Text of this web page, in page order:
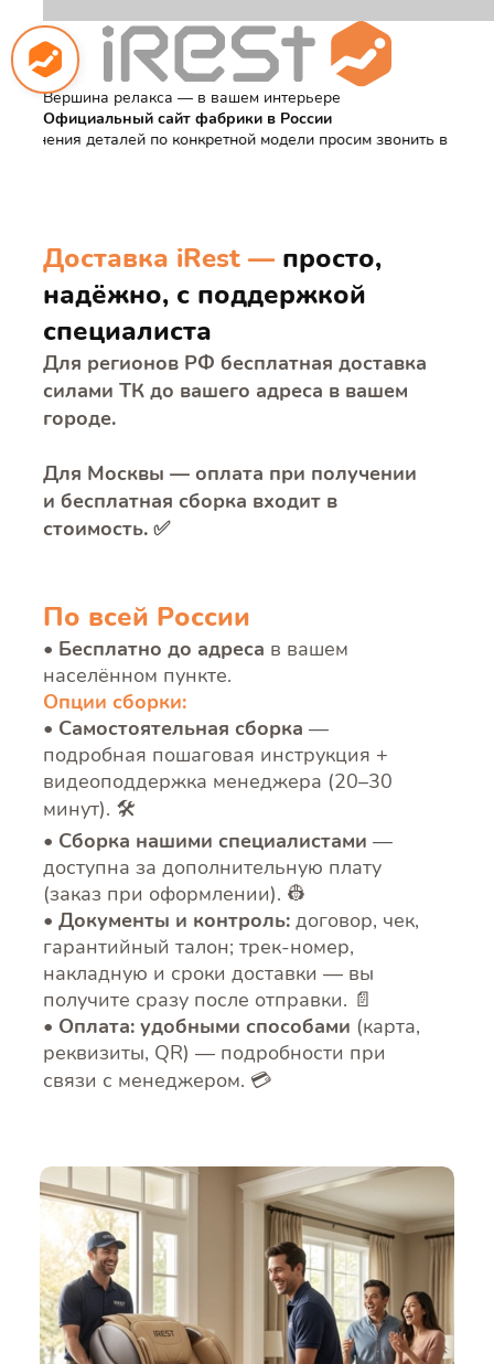
Вершина релакса — в вашем интерьере
Официальный сайт фабрики в России
деталей по конкретной модели просим звонить в отдел
Доставка iRest —просто,
надёжно, с поддержкой
специалиста
Для регионов РФ бесплатная доставка
силами ТК до вашего адреса в вашем
городе.
Для Москвы — оплата при получении
и бесплатная сборка входит в
стоимость. ✅
По всей России
Бесплатно до адреса в вашем
населённом пункте.
Опции сборки:
Самостоятельная сборка —
подробная пошаговая инструкция +
видеоподдержка менеджера (20–30
минут). 🛠️
Сборка нашими специалистами —
доступна за дополнительную плату
(заказ при оформлении). 👷
Документы и контроль: договор, чек,
гарантийный талон; трек-номер,
накладную и сроки доставки — вы
получите сразу после отправки. 📄
Оплата: удобными способами (карта,
реквизиты, QR) — подробности при
связи с менеджером. 💳